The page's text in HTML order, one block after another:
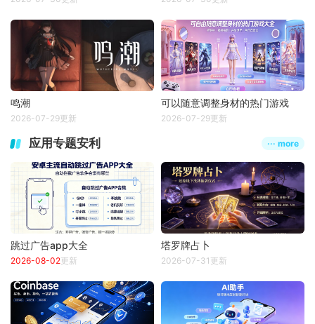
鸣潮
2026-07-29更新
可以随意调整身材的热门游戏
2026-07-29更新
应用专题安利 ··· more
跳过广告app大全
2026-08-02更新
塔罗牌占卜
2026-07-31更新